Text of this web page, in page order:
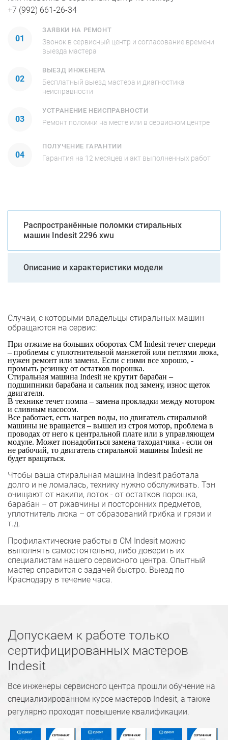
+7 (992) 661-26-34
01
ЗАЯВКИ НА РЕМОНТ
Звонок в сервисный центр и согласование времени
выезда мастера
02
ВЫЕЗД ИНЖЕНЕРА
Бесплатный выезд мастера и диагностика
неисправности
03
УСТРАНЕНИЕ НЕИСПРАВНОСТИ
Ремонт поломки на месте или в сервисном центре
04
ПОЛУЧЕНИЕ ГАРАНТИИ
Гарантия на 12 месяцев и акт выполненных работ
Распространённые поломки стиральных
машин Indesit 2296 xwu
Описание и характеристики модели
Случаи, с которыми владельцы стиральных машин
обращаются на сервис:
При отжиме на больших оборотах СМ Indesit течет спереди
– проблемы с уплотнительной манжетой или петлями люка,
нужен ремонт или замена. Если с ними все хорошо, -
промыть резинку от остатков порошка.
Стиральная машина Indesit не крутит барабан –
подшипники барабана и сальник под замену, износ щеток
двигателя.
В технике течет помпа – замена прокладки между мотором
и сливным насосом.
Все работает, есть нагрев воды, но двигатель стиральной
машины не вращается – вышел из строя мотор, проблема в
проводах от него к центральной плате или в управляющем
модуле. Может понадобиться замена таходатчика - если он
не рабочий, то двигатель стиральной машины Indesit не
будет вращаться.
Чтобы ваша стиральная машина Indesit работала
долго и не ломалась, технику нужно обслуживать. Тэн
очищают от накипи, лоток - от остатков порошка,
барабан – от ржавчины и посторонних предметов,
уплотнитель люка – от образований грибка и грязи и
т.д.
Профилактические работы в СМ Indesit можно
выполнять самостоятельно, либо доверить их
специалистам нашего сервисного центра. Опытный
мастер справится с задачей быстро. Выезд по
Краснодару в течение часа.
Допускаем к работе только
сертифицированных мастеров
Indesit
Все инженеры сервисного центра прошли обучение на
специализированном курсе мастеров Indesit, а также
регулярно проходят повышение квалификации.